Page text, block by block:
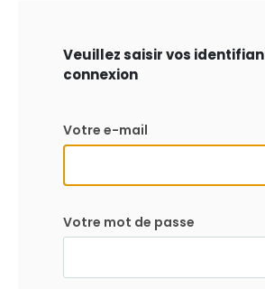
Veuillez saisir vos
connexion
Votre e-mail
Votre mot de passe